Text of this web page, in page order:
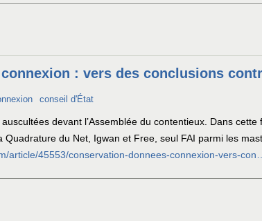
: vers des conclusions
conseil d'État
devant l’Assemblée du contentieux. Dans
Quadrature du Net, Igwan et Free, seul FAI parmi les
article/45553/conservation-donnees-connexion-vers-